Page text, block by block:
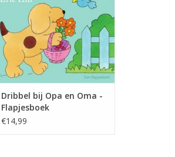
in een klein hoekje. Als dat maar
goed gaat!
TOEVOEGEN AAN WINKELWAGEN
Dribbel bij Opa en Oma -
Flapjesboek
€14,99